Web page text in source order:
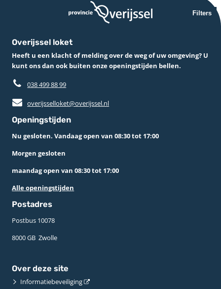
Filters
Overijssel loket
Heeft u een klacht of melding over de weg of uw omgeving? U
kunt ons dan ook buiten onze openingstijden bellen.
038 499 88 99
overijsselloket@overijssel.nl
Openingstijden
Nu gesloten. Vandaag open van 08:30 tot 17:00
Morgen gesloten
maandag open van 08:30 tot 17:00
Alle openingstijden
Postadres
Postbus 10078 ­
8000 GB ­ Zwolle
Over deze site
Informatiebeveiliging